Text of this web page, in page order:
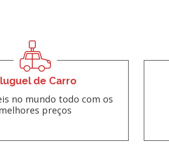
de Carro
no mundo todo com os
melhores preços